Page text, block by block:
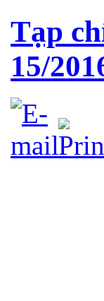
Tạp
15/